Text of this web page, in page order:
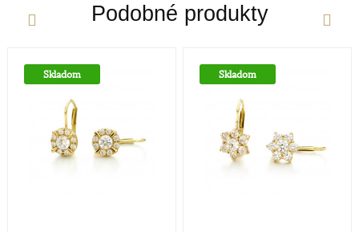
Dámsky patent
Dámske hodinky a šperky sú v dnešnej dobe
prevažne dizajnovou záležitosťou a zdobiaci efekt je
nadradený účelu hodiniek - ukazovať čas. V
súčasnosti je škála dámskych hodiniek a šperkov
skutočne široká, od rôznych malých decentnejších
Podobné produkty
Skladom Skladom